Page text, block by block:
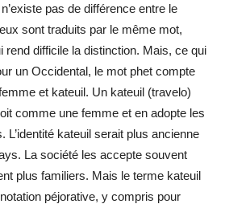
pas de différence entre le
sont traduits par le même mot,
rend difficile la distinction. Mais, ce qui
un Occidental, le mot phet compte
et kateuil. Un kateuil (travelo)
comme une femme et en adopte les
L’identité kateuil serait plus ancienne
La société les accepte souvent
plus familiers. Mais le terme kateuil
péjorative, y compris pour